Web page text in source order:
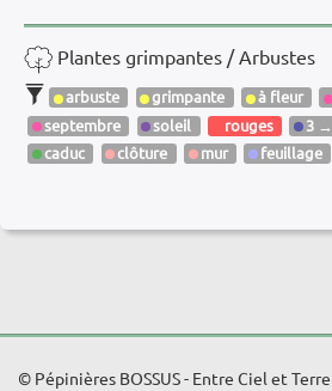
Plantes grimpantes / Arbustes
arbuste grimpante à fleur
septembre
soleil rouges 3
caduc
clôture mur feuillage
© Pépinières BOSSUS - Entre Ciel et